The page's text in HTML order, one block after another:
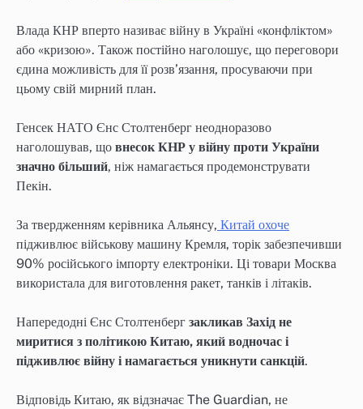
Влада КНР вперто називає війну в Україні «конфліктом»
або «кризою». Також постійно наголошує, що переговори
єдина можливість для її розв’язання, просуваючи при
цьому свій мирний план.
Генсек НАТО Єнс Столтенберг неодноразово
наголошував, що внесок КНР у війну проти України
значно більший, ніж намагається продемонструвати
Пекін.
За твердженням керівника Альянсу, Китай охоче
підживлює військову машину Кремля, торік забезпечивши
90% російського імпорту електроніки. Ці товари Москва
використала для виготовлення ракет, танків і літаків.
Напередодні Єнс Столтенберг закликав Захід не
миритися з політикою Китаю, який водночас і
підживлює війну і намагається уникнути санкцій.
Відповідь Китаю, як відзначає The Guardian, не